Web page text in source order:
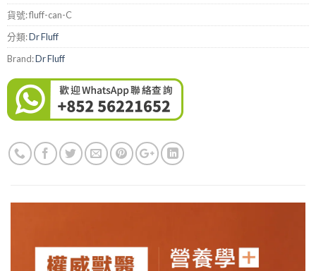
貨號:fluff-can-C
分類:Dr Fluff
Brand:Dr Fluff